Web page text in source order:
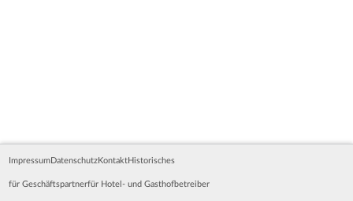
Impressum Datenschutz Kontakt Historisches
für Geschäftspartnerfür Hotel- und Gasthofbetreiber